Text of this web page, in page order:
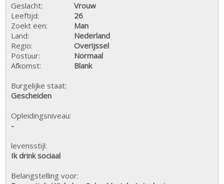
Geslacht:
Vrouw
Leeftijd:
26
Zoekt een:
Man
Land:
Nederland
Regio:
Overijssel
Postuur:
Normaal
Afkomst:
Blank
Burgelijke staat:
Gescheiden
Opleidingsniveau:
-
levensstijl:
Ik drink sociaal
Belangstelling voor: